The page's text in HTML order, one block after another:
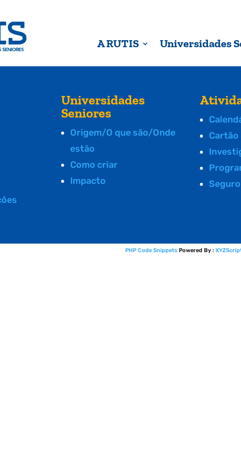
A RUTIS Universidades
Universidades
Seniores
Origem/O que são/Onde
estão
Como criar
Impacto
Cartão
PHP Code Snippets Powered By :